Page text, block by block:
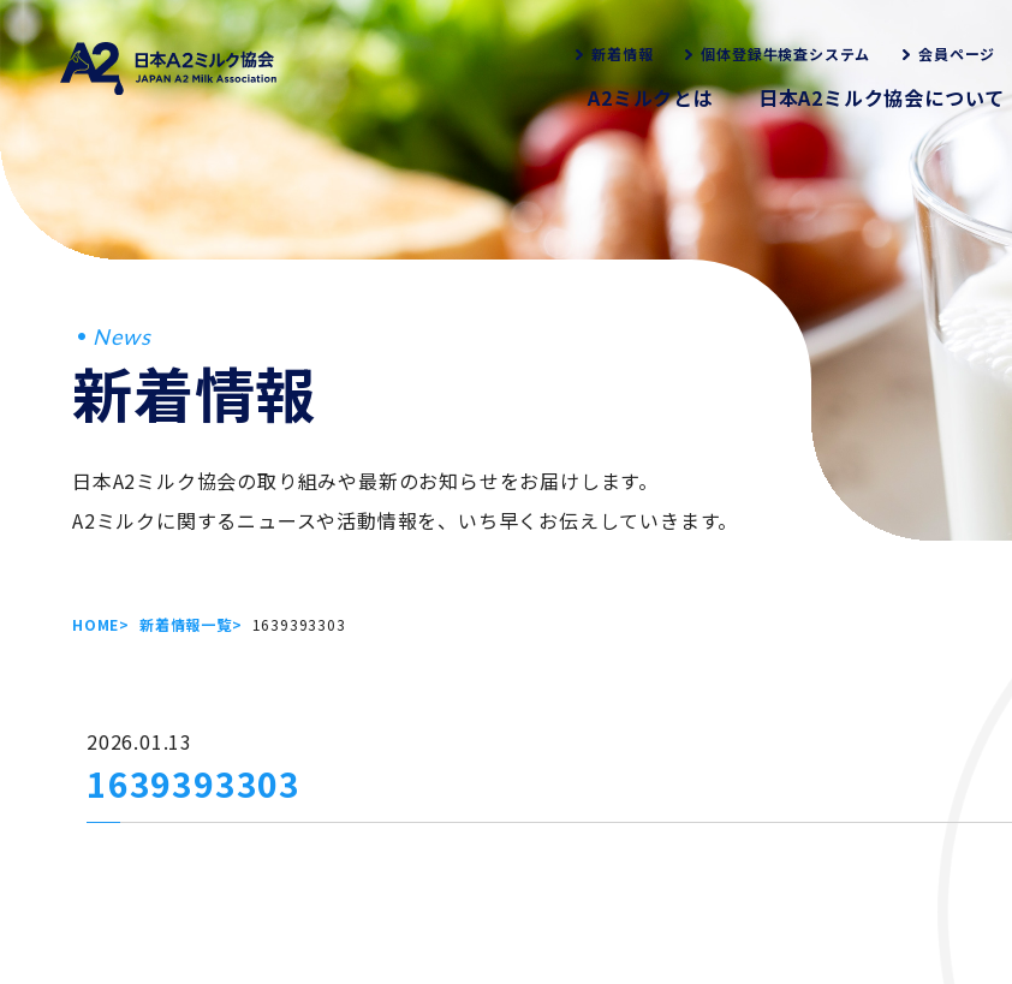
新着情報 個体登録牛検査システム 会員ページ
A2ミルクとは 日本A2ミルク協会について
News
新着情報
日本A2ミルク協会の取り組みや最新のお知らせをお届けします。
A2ミルクに関するニュースや活動情報を、いち早くお伝えしていきます。
HOME 新着情報一覧 1639393303
2026.01.13
1639393303